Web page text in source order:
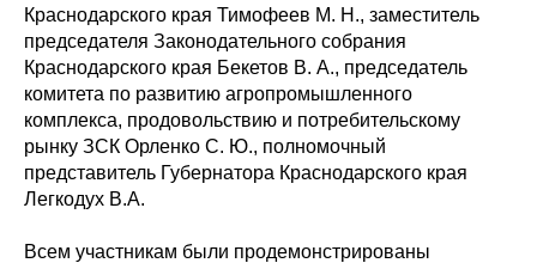
Краснодарского края Тимофеев М. Н., заместитель
председателя Законодательного собрания
Краснодарского края Бекетов В. А., председатель
комитета по развитию агропромышленного
комплекса, продовольствию и потребительскому
рынку ЗСК Орленко С. Ю., полномочный
представитель Губернатора Краснодарского края
Легкодух В.А.
Всем участникам были продемонстрированы